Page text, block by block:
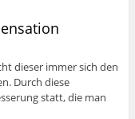
dieser immer sich den
Durch diese
statt, die man